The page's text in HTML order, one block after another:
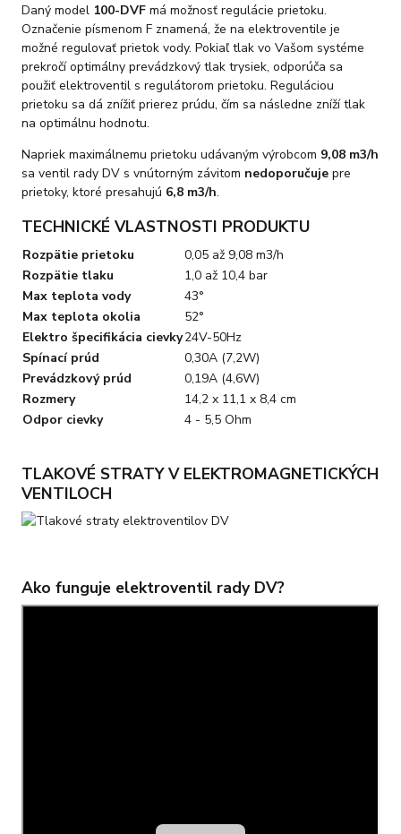
Daný model 100-DVFmá možnosť regulácie prietoku.
Označenie písmenom F znamená, že na elektroventile je
možné regulovať prietok vody. Pokiaľ tlak vo Vašom systéme
prekročí optimálny prevádzkový tlak trysiek, odporúča sa
použiť elektroventil s regulátorom prietoku. Reguláciou
prietoku sa dá znížiť prierez prúdu, čím sa následne zníží tlak
na optimálnu hodnotu.
Napriek maximálnemu prietoku udávaným výrobcom 9,08 m3/h
sa ventil rady DV s vnútorným závitom nedoporučujepre
prietoky, ktoré presahujú 6,8 m3/h.
TECHNICKÉ VLASTNOSTI PRODUKTU
Rozpätie prietoku
0,05 až 9,08 m3/h
Rozpätie tlaku
1,0 až 10,4 bar
Max teplota vody
43°
Max teplota okolia
52°
Elektro špecifikácia cievky24V-50Hz
Spínací prúd
0,30A (7,2W)
Prevádzkový prúd
0,19A (4,6W)
Rozmery
14,2 x 11,1 x 8,4 cm
Odpor cievky
4 - 5,5 Ohm
TLAKOVÉ STRATY V ELEKTROMAGNETICKÝCH
VENTILOCH
Ako funguje elektroventil rady DV?